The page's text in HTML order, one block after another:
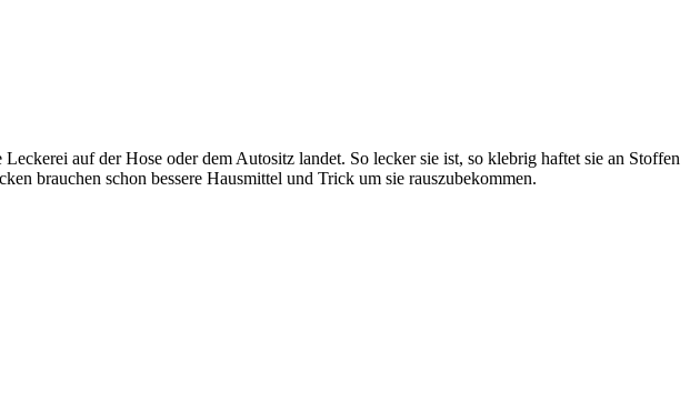
auf der Hose oder dem Autositz landet. So lecker sie ist, so klebrig haftet sie an Stoffen
brauchen schon bessere Hausmittel und Trick um sie rauszubekommen.